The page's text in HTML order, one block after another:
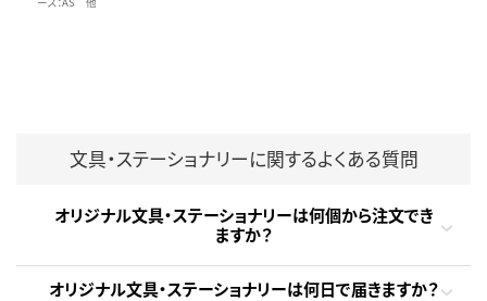
文具・ステーショナリーに関するよくある質問
オリジナル文具・ステーショナリーは何個から注文でき
ますか？
オリジナル文具・ステーショナリーは何日で届きますか？